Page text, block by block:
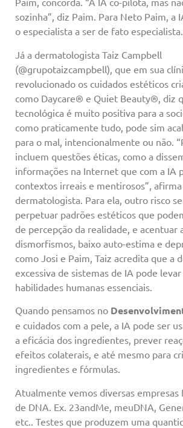
sozinha”, diz Paim. Para Neto Paim, a
o especialista a ser de fato especialista.
Já a dermatologista Taiz Campbell
(@grupotaizcampbell), que em sua
revolucionado os cuidados estéticos
como Daycare® e Quiet Beauty®, diz
tecnológica é muito positiva para a
como praticamente tudo, pode sim
para o mal, intencionalmente ou não.
incluem questões éticas, como a
informações na Internet que com a IA
contextos irreais e mentirosos”, afirma
dermatologista. Para ela, outro risco
perpetuar padrões estéticos que
de percepção da realidade, e acentuar
dismorfismos, baixo auto-estima e
como Josi e Paim, Taiz acredita que a
excessiva de sistemas de IA pode
habilidades humanas essenciais.
Quando pensamos no
e cuidados com a pele, a IA pode ser
a eficácia dos ingredientes, prever
efeitos colaterais, e até mesmo para
ingredientes e fórmulas.
Atualmente vemos diversas
de DNA. Ex. 23andMe, meuDNA,
etc.. Testes que produzem uma